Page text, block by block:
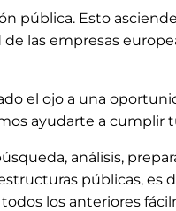
pública. Esto asciende
las empresas
el ojo a una
ayudarte a cumplir
análisis,
públicas, es
los anteriores